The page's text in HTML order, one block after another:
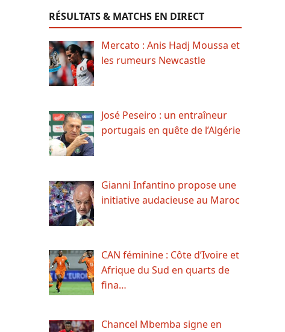
RÉSULTATS & MATCHS EN DIRECT
Mercato : Anis Hadj Moussa et
les rumeurs Newcastle
José Peseiro : un entraîneur
portugais en quête de l’Algérie
Gianni Infantino propose une
initiative audacieuse au Maroc
CAN féminine : Côte d’Ivoire et
Afrique du Sud en quarts de
fina…
Chancel Mbemba signe en